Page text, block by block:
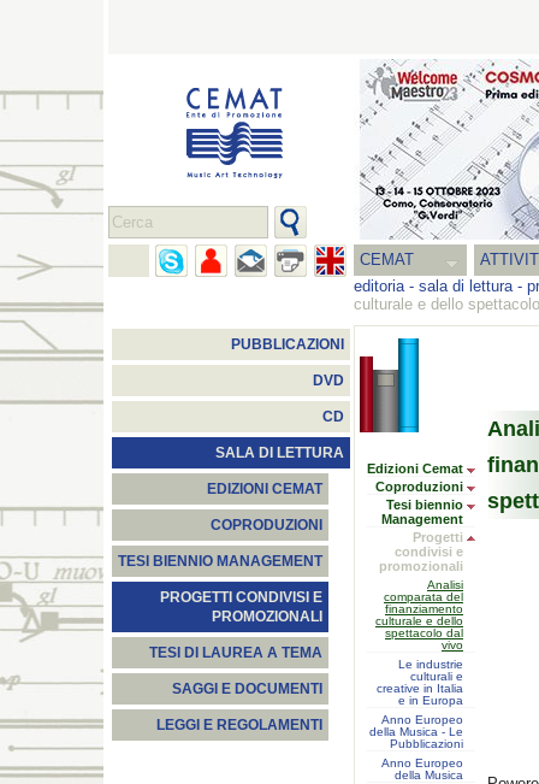
CEMAT
editoria- sala di lettura-
culturale e dello
PUBBLICAZIONI
DVD
CD
SALA DI LETTURA
EDIZIONI CEMAT
COPRODUZIONI
TESI BIENNIO MANAGEMENT
PROGETTI CONDIVISI E
PROMOZIONALI
TESI DI LAUREA A TEMA
SAGGI E DOCUMENTI
LEGGI E REGOLAMENTI
Edizioni Cemat
Coproduzioni
Tesi biennio
Management
Progetti
condivisi e
promozionali
Analisi
comparata del
finanziamento
culturale e dello
spettacolo dal
vivo
Le industrie
culturali e
creative in Italia
e in Europa
Anno Europeo
della Musica - Le
Pubblicazioni
Anno Europeo
della Musica